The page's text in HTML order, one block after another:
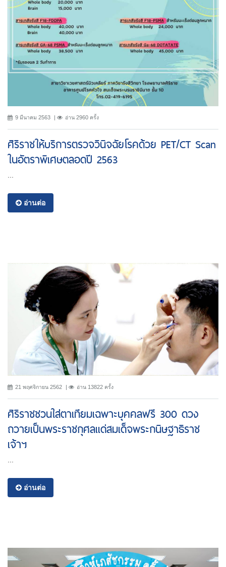
9 มีนาคม 2563 อ่าน 2960 ครั้ง
ศิริราชให้บริการตรวจวินิจฉัยโรคด้วย PET/CT Scan
ในอัตราพิเศษตลอดปี 2563
...
อ่านต่อ
21 พฤศจิกายน 2562 อ่าน 13822 ครั้ง
ศิริราชชวนใส่ตาเทียมเฉพาะบุคคลฟรี 300 ดวง
ถวายเป็นพระราชกุศลแด่สมเด็จพระกนิษฐาธิราช
เจ้าฯ
อ่านต่อ